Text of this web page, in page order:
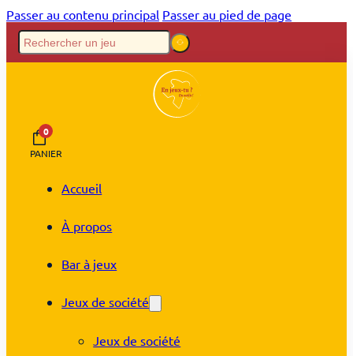
Passer au contenu principal Passer au pied de page
0
PANIER
Accueil
À propos
Bar à jeux
Jeux de société
Jeux de société